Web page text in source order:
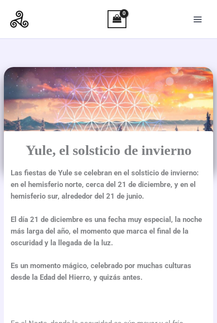
contenido
Yule, el solsticio de invierno
Las fiestas de Yule se celebran en el solsticio de invierno:
en el hemisferio norte, cerca del 21 de diciembre, y en el
hemisferio sur, alrededor del 21 de junio.
El día 21 de diciembre es una fecha muy especial, la noche
más larga del año, el momento que marca el final de la
oscuridad y la llegada de la luz.
Es un momento mágico, celebrado por muchas culturas
desde la Edad del Hierro, y quizás antes.